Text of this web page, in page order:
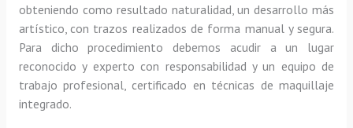
obteniendo como resultado naturalidad, un desarrollo más
artístico, con trazos realizados de forma manual y segura.
Para dicho procedimiento debemos acudir a un lugar
reconocido y experto con responsabilidad y un equipo de
trabajo profesional, certificado en técnicas de maquillaje
integrado.